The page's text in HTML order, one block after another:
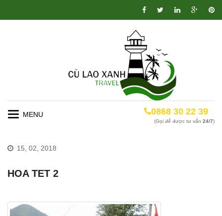
Toggle
0868 30 22 39
(Gọi để được tư vấn 24/7)
15, 02, 2018
HOA TET 2